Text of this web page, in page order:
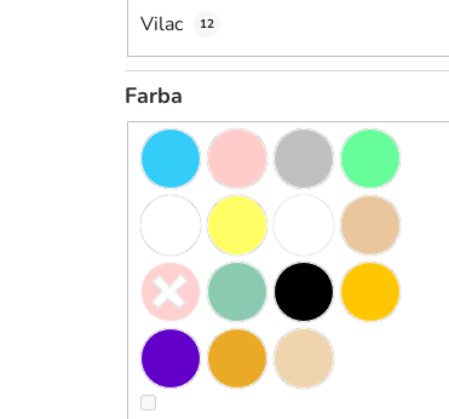
Vilac 12
Farba